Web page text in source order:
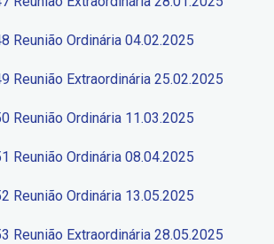
Reunião Ordinária 04.02.2025
Reunião Extraordinária 25.02.2025
Reunião Ordinária 11.03.2025
Reunião Ordinária 08.04.2025
Reunião Ordinária 13.05.2025
Reunião Extraordinária 28.05.2025